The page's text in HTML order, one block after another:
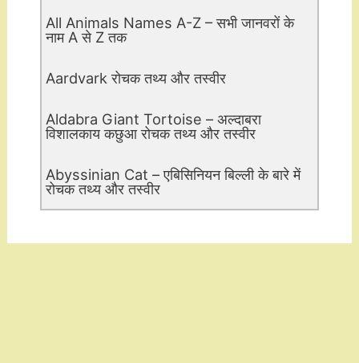
All Animals Names A-Z – सभी जानवरों के
नाम A से Z तक
Aardvark रोचक तथ्य और तस्वीर
Aldabra Giant Tortoise – अल्दाबरा
विशालकाय कछुआ रोचक तथ्य और तस्वीर
Abyssinian Cat – एबिसिनियन बिल्ली के बारे में
रोचक तथ्य और तस्वीर